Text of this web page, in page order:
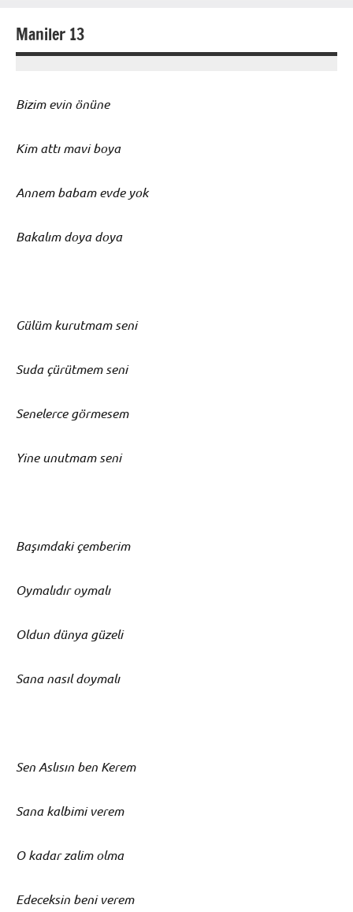
Maniler 13
2013
Bizim evin önüne
Kim attı mavi boya
Annem babam evde yok
Bakalım doya doya
Gülüm kurutmam seni
Suda çürütmem seni
Senelerce görmesem
Yine unutmam seni
Başımdaki çemberim
Oymalıdır oymalı
Oldun dünya güzeli
Sana nasıl doymalı
Sen Aslısın ben Kerem
Sana kalbimi verem
O kadar zalim olma
Edeceksin beni verem